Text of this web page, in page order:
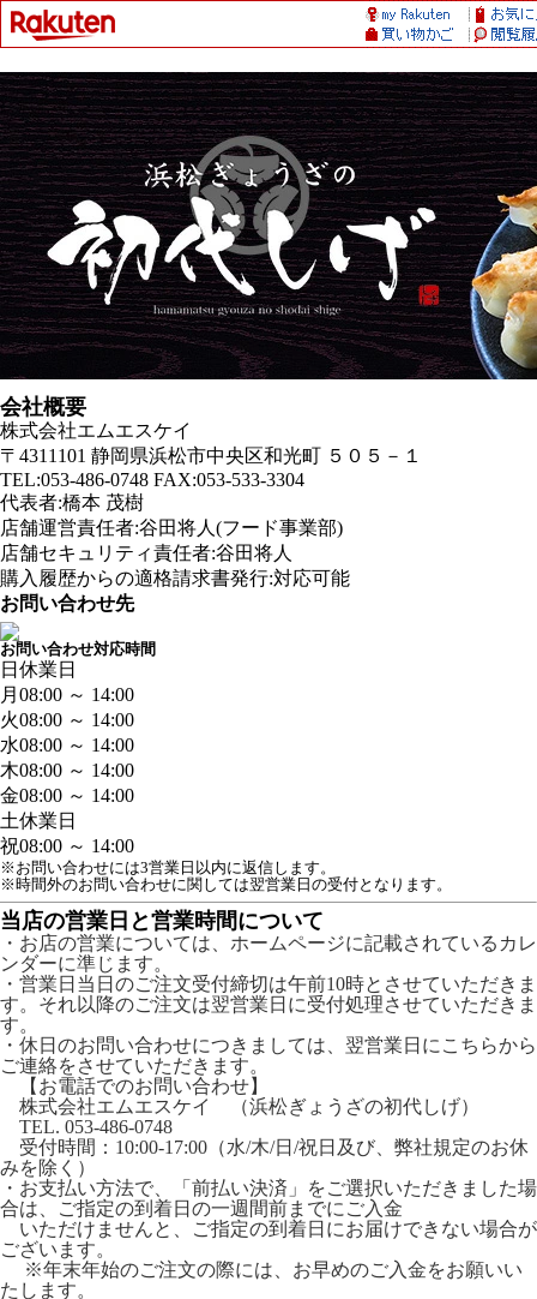
会社概要
株式会社エムエスケイ
〒4311101 静岡県浜松市中央区和光町 ５０５－１
TEL:053-486-0748 FAX:053-533-3304
代表者:橋本 茂樹
店舗運営責任者:谷田将人(フード事業部)
店舗セキュリティ責任者:谷田将人
購入履歴からの適格請求書発行:対応可能
お問い合わせ先
お問い合わせ対応時間
日 休業日
月 08:00 ～ 14:00
火08:00 ～ 14:00
水08:00 ～ 14:00
木08:00 ～ 14:00
金08:00 ～ 14:00
土休業日
祝08:00 ～ 14:00
※お問い合わせには3営業日以内に返信します。
※時間外のお問い合わせに関しては翌営業日の受付となります。
当店の営業日と営業時間について
・お店の営業については、ホームページに記載されているカレ
ンダーに準じます。
・営業日当日のご注文受付締切は午前10時とさせていただきま
す。それ以降のご注文は翌営業日に受付処理させていただきま
す。
・休日のお問い合わせにつきましては、翌営業日にこちらから
ご連絡をさせていただきます。
【お電話でのお問い合わせ】
株式会社エムエスケイ （浜松ぎょうざの初代しげ）
TEL. 053-486-0748
受付時間：10:00-17:00（水/木/日/祝日及び、弊社規定のお休
みを除く）
・お支払い方法で、「前払い決済」をご選択いただきました場
合は、ご指定の到着日の一週間前までにご入金
いただけませんと、ご指定の到着日にお届けできない場合が
ございます。
※年末年始のご注文の際には、お早めのご入金をお願いい
たします。